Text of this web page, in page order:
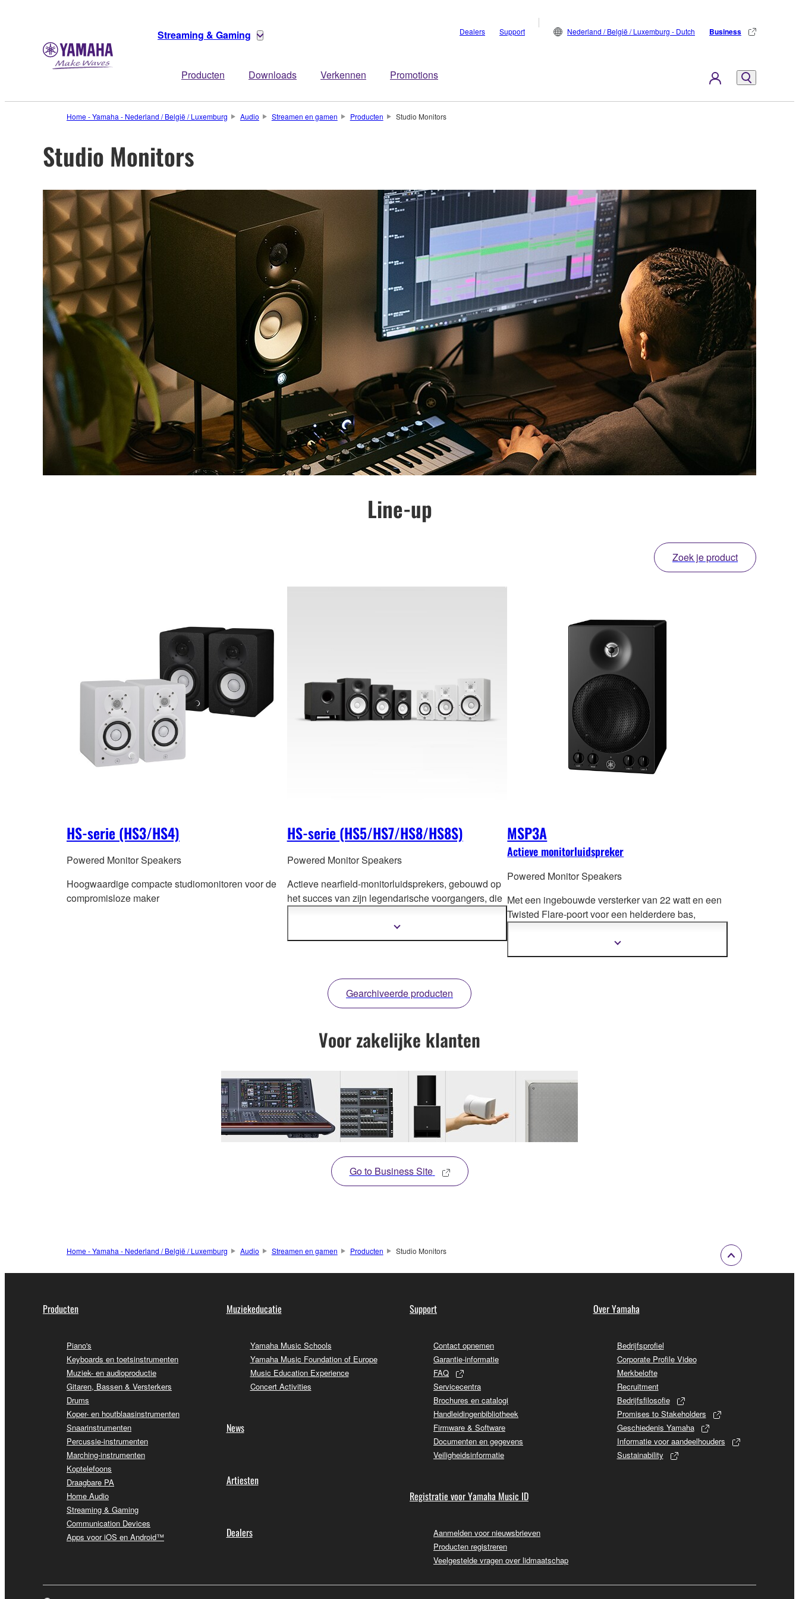
Streaming & Gaming
Producten Downloads Verkennen Promotions
Dealers Support Nederland / België / Luxemburg - Dutch Business
Home - Yamaha - Nederland / België / Luxemburg Audio Streamen en gamen Producten Studio Monitors
Studio Monitors
Line-up
Zoek je product
HS-serie (HS3/HS4)
Powered Monitor Speakers
Hoogwaardige compacte studiomonitoren voor de
compromisloze maker
HS-serie (HS5/HS7/HS8/HS8S)
Powered Monitor Speakers
Actieve nearfield-monitorluidsprekers, gebouwd op
het succes van zijn legendarischevoorgangers, die
Meer
MSP3A
Actieve monitorluidspreker
Powered Monitor Speakers
Met een ingebouwde versterker van 22 watt en een
Twisted Flare-poort voor een helderdere bas,
het origineel getrouw weergeeft. Met een
verscheidenheid aan ingangen,
Meer
Gearchiveerde producten
Voor zakelijke klanten
Go to Business Site
Home - Yamaha - Nederland / België / Luxemburg Audio Streamen en gamen Producten Studio Monitors
Producten
Piano's
Keyboards en toetsinstrumenten
Muziek- en audioproductie
Gitaren, Bassen & Versterkers
Drums
Koper- en houtblaasinstrumenten
Snaarinstrumenten
Percussie-instrumenten
Marching-instrumenten
Koptelefoons
Draagbare PA
Home Audio
Streaming & Gaming
Communication Devices
Apps voor iOS en Android™
Muziekeducatie
Yamaha Music Schools
Yamaha Music Foundation of Europe
Music Education Experience
Concert Activities
News
Artiesten
Dealers
Support
Contact opnemen
Garantie-informatie
FAQ
Servicecentra
Brochures en catalogi
Handleidingenbibliotheek
Firmware & Software
Documenten en gegevens
Veiligheidsinformatie
Registratie voor Yamaha Music ID
Aanmelden voor nieuwsbrieven
Producten registreren
Veelgestelde vragen over lidmaatschap
Over Yamaha
Bedrijfsprofiel
Corporate Profile Video
Merkbelofte
Recruitment
Bedrijfsfilosofie
Promises to Stakeholders
Geschiedenis Yamaha
Informatie voor aandeelhouders
Sustainability